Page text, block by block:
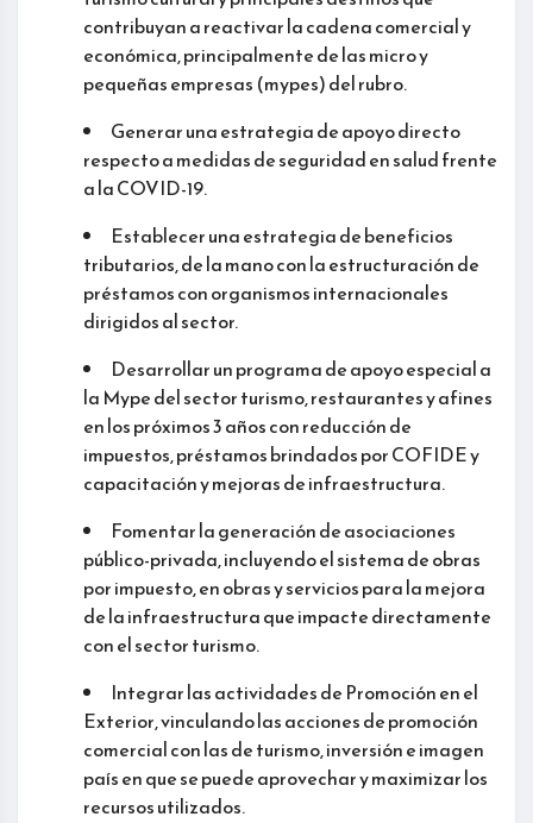
contribuyan a reactivar la cadena comercial y
económica, principalmente de las micro y
pequeñas empresas (mypes) del rubro.
Generar una estrategia de apoyo directo
respecto a medidas de seguridad en salud frente
a la COVID-19.
Establecer una estrategia de beneficios
tributarios, de la mano con la estructuración de
préstamos con organismos internacionales
dirigidos al sector.
Desarrollar un programa de apoyo especial a
la Mype del sector turismo, restaurantes y afines
en los próximos 3 años con reducción de
impuestos, préstamos brindados por COFIDE y
capacitación y mejoras de infraestructura.
Fomentar la generación de asociaciones
público-privada, incluyendo el sistema de obras
por impuesto, en obras y servicios para la mejora
de la infraestructura que impacte directamente
con el sector turismo.
Integrar las actividades de Promoción en el
Exterior, vinculando las acciones de promoción
comercial con las de turismo, inversión e imagen
país en que se puede aprovechar y maximizar los
recursos utilizados.